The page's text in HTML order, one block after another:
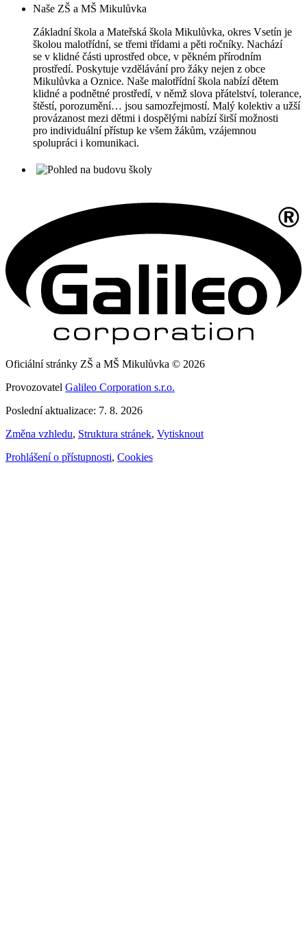
Naše ZŠ a MŠ Mikulůvka
Základní škola a Mateřská škola Mikulůvka, okres Vsetín je
školou malotřídní, se třemi třídami a pěti ročníky. Nachází
se v klidné části uprostřed obce, v pěkném přírodním
prostředí. Poskytuje vzdělávání pro žáky nejen z obce
Mikulůvka a Oznice. Naše malotřídní škola nabízí dětem
klidné a podnětné prostředí, v němž slova přátelství, tolerance,
štěstí, porozumění… jsou samozřejmostí. Malý kolektiv a užší
provázanost mezi dětmi i dospělými nabízí širší možnosti
pro individuální přístup ke všem žákům, vzájemnou
spolupráci i komunikaci.
Oficiální stránky ZŠ a MŠ Mikulůvka © 2026
Provozovatel Galileo Corporation s.r.o.
Poslední aktualizace: 7. 8. 2026
Změna vzhledu, Struktura stránek, Vytisknout
Prohlášení o přístupnosti, Cookies